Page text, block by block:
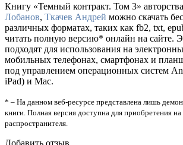
Книгу «Темный контракт. Том 3» авторства
Лобанов, Ткачев Андрей можно скачать
различных форматах, таких как fb2, txt,
читать полную версию* онлайн на сайте.
подходят для использования на
мобильных телефонах, смартфонах и
под управлением операционных систем
iPad) и Mac.
* – На данном веб-ресурсе представлена лишь
книги. Полная версия доступна для приобретения на
распространителя.
Добавить отзыв